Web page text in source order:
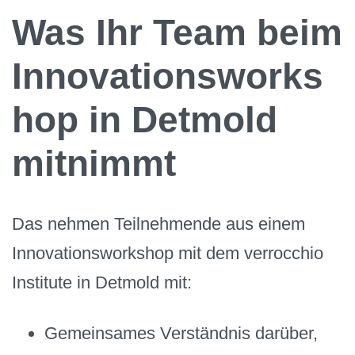
Was Ihr Team beim
Innovationsworks
hop in Detmold
mitnimmt
Das nehmen Teilnehmende aus einem
Innovationsworkshop mit dem verrocchio
Institute in Detmold mit:
Gemeinsames Verständnis darüber,